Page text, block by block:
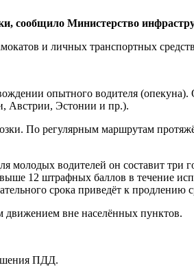
сообщило Министерство
и личных транспортных
опытного водителя
Австрии, Эстонии и пр.).
По регулярным маршрутам
молодых водителей он составит три
12 штрафных баллов в течение
срока приведёт к продлению
движением вне населённых пунктов.
ПДД.